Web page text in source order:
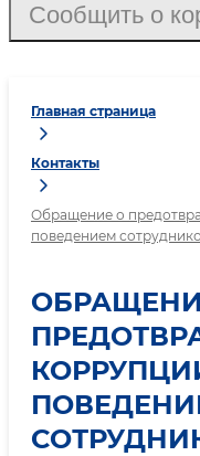
Главная страница
Контакты
Обращение о
поведением
Сообщить о